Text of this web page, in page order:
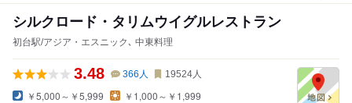
シルクロード・タリムウイグルレストラン
初台駅/アジア・エスニック､ 中東料理
3.48 366 人 19524人
￥5,000～￥5,999
￥1,000～￥1,999